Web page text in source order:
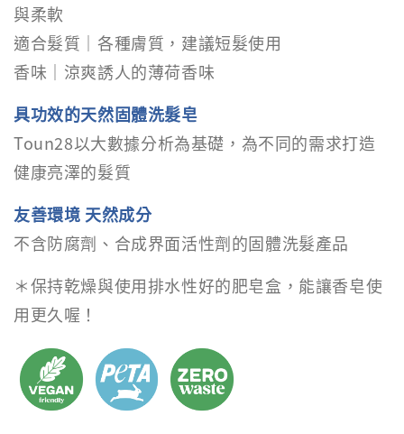
與柔軟
適合髮質｜各種膚質，建議短髮使用
香味｜涼爽誘人的薄荷香味
具功效的天然固體洗髮皂
Toun28以大數據分析為基礎，為不同的需求打造
健康亮澤的髮質
友善環境 天然成分
不含防腐劑、合成界面活性劑的固體洗髮產品
＊保持乾燥與使用排水性好的肥皂盒，能讓香皂使
用更久喔！